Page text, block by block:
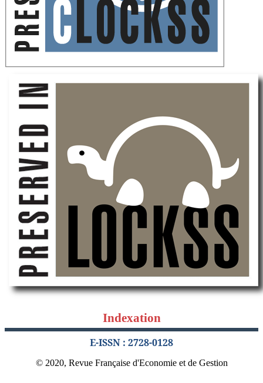
Indexation
E-ISSN : 2728-0128
© 2020, Revue Française d'Economie et de Gestion